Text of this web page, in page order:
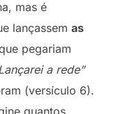
mas é
lançassem as
pegariam
a rede”
(versículo 6).
quantos